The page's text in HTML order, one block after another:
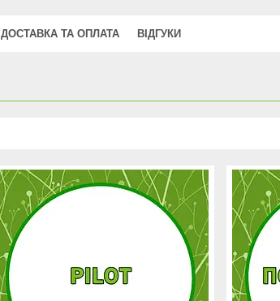
ДОСТАВКА ТА ОПЛАТА ВІДГУКИ